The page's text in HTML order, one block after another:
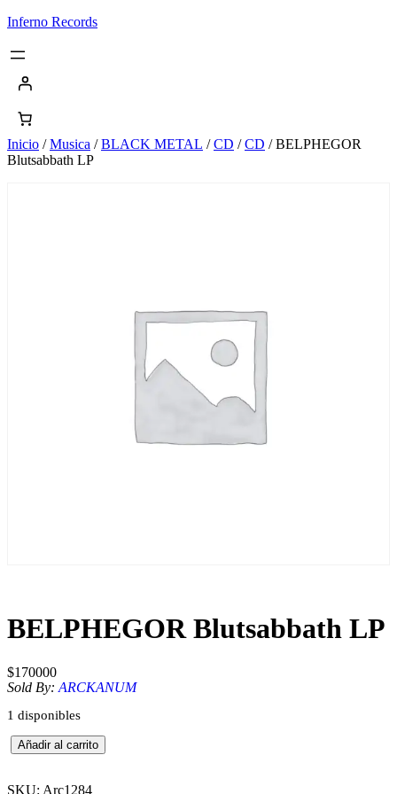
Saltar
contenido
Inferno Records
Inicio /Musica /BLACK METAL /CD /CD / BELPHEGOR
Blutsabbath LP
BELPHEGOR Blutsabbath LP
$170000
Sold By: ARCKANUM
1 disponibles
B
E
P
Añadir al carrito
SKU: Arc1284